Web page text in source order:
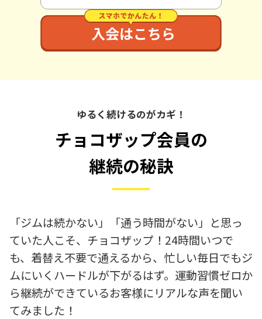
ゆるく続けるのがカギ！
チョコザップ会員の
継続の秘訣
「ジムは続かない」「通う時間がない」と思っ
ていた人こそ、チョコザップ！24時間いつで
も、着替え不要で通えるから、忙しい毎日でもジ
ムにいくハードルが下がるはず。運動習慣ゼロか
ら継続ができているお客様にリアルな声を聞い
てみました！